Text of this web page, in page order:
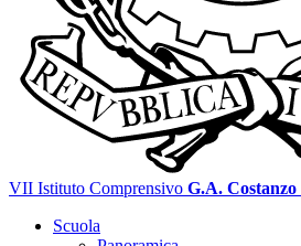
VII Istituto Comprensivo G.A. Costanzo
Scuola